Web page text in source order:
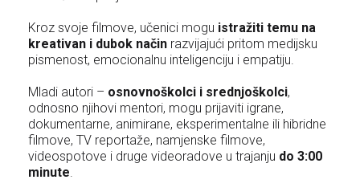
Kroz svoje filmove, učenici mogu istražiti temu na
kreativan i dubok način razvijajući pritom medijsku
pismenost, emocionalnu inteligenciju i empatiju.
Mladi autori – osnovnoškolci i srednjoškolci,
odnosno njihovi mentori, mogu prijaviti igrane,
dokumentarne, animirane, eksperimentalne ili hibridne
filmove, TV reportaže, namjenske filmove,
videospotove i druge videoradove u trajanju do 3:00
minute.